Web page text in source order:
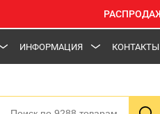
ИНФОРМАЦИЯ КОНТАКТЫ